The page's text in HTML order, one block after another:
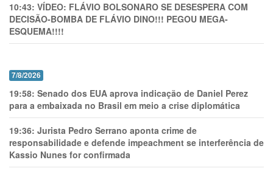
10:43: VÍDEO: FLÁVIO BOLSONARO SE DESESPERA COM
DECISÃO-BOMBA DE FLÁVIO DINO!!! PEGOU MEGA-
ESQUEMA!!!!
7/8/2026
19:58: Senado dos EUA aprova indicação de Daniel Perez
para a embaixada no Brasil em meio a crise diplomática
19:36: Jurista Pedro Serrano aponta crime de
responsabilidade e defende impeachment se interferência de
Kassio Nunes for confirmada